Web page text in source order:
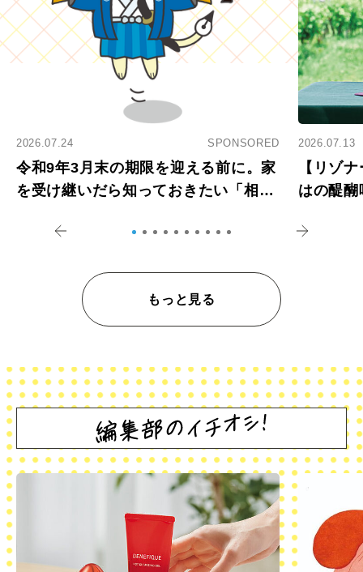
2026.07.24 SPONSORED
令和9年3月末の期限を迎える前に。家
を受け継いだら知っておきたい「相続
2026.07.13
【リゾ
はの醍
もっと見る